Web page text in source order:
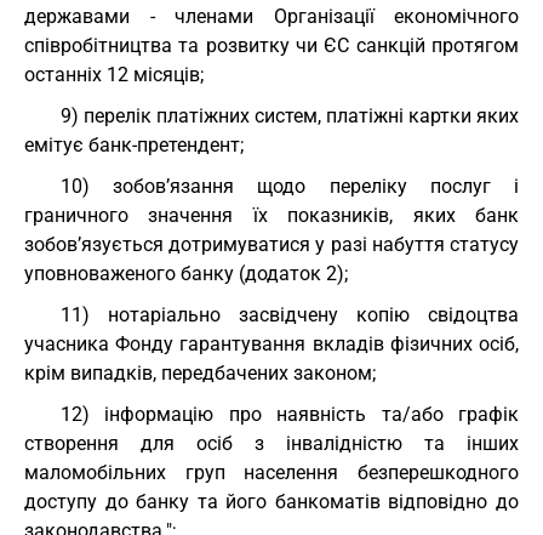
державами - членами Організації економічного
співробітництва та розвитку чи ЄС санкцій протягом
останніх 12 місяців;
9) перелік платіжних систем, платіжні картки яких
емітує банк-претендент;
10) зобов’язання щодо переліку послуг і
граничного значення їх показників, яких банк
зобов’язується дотримуватися у разі набуття статусу
уповноваженого банку (додаток 2);
11) нотаріально засвідчену копію свідоцтва
учасника Фонду гарантування вкладів фізичних осіб,
крім випадків, передбачених законом;
12) інформацію про наявність та/або графік
створення для осіб з інвалідністю та інших
маломобільних груп населення безперешкодного
доступу до банку та його банкоматів відповідно до